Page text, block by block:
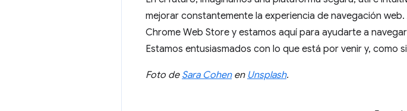
mejorar constantemente la experiencia de navegación
Chrome Web Store y estamos aquí para ayudarte a
Estamos entusiasmados con lo que está por venir y, como
Foto de Sara Cohenen Unsplash.